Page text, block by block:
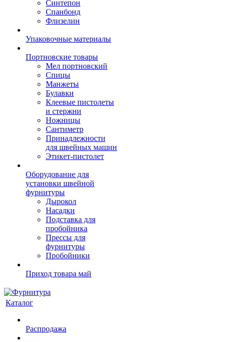
Синтепон
Спанбонд
Флизелин
Упаковочные материалы
Портновские товары
Мел портновский
Спицы
Манжеты
Булавки
Клеевые пистолеты
и стержни
Ножницы
Сантиметр
Принадлежности
для швейных машин
Этикет-пистолет
Оборудование для
установки швейной
фурнитуры
Дырокол
Насадки
Подставка для
пробойника
Прессы для
фурнитуры
Пробойники
Приход товара май
Каталог
Распродажа